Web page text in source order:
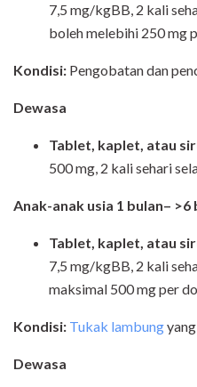
7,5 mg/kgBB, 2 kali
boleh melebihi 250 mg
Kondisi: Pengobatan dan
Dewasa
Tablet, kaplet, atau
500 mg, 2 kali sehari
Anak-anak usia 1 bulan– >6
Tablet, kaplet, atau
7,5 mg/kgBB, 2 kali
maksimal 500 mg per
Kondisi: Tukak lambung
Dewasa